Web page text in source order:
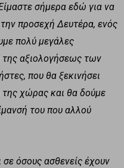
σήμερα εδώ για να
προσεχή Δευτέρα, ενός
πολύ μεγάλες
της αξιολογήσεως των
που θα ξεκινήσει
χώρας και θα δούμε
του που αλλού
όσους ασθενείς έχουν